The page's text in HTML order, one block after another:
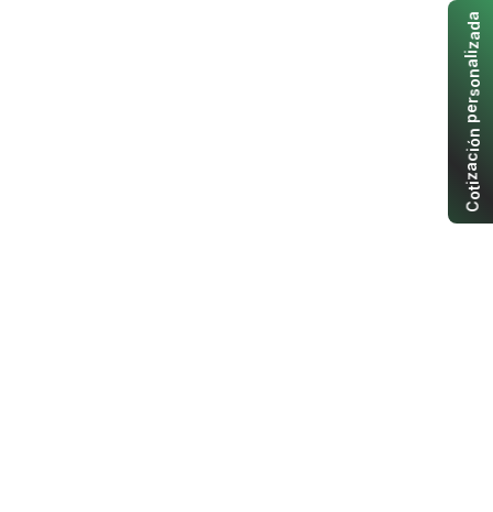
C
o
t
i
z
a
c
i
ó
n
p
e
r
s
o
n
a
l
i
z
a
d
a